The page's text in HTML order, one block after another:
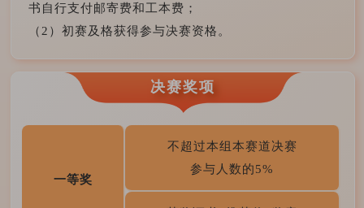
书自行支付邮寄费和工本费；
（2）初赛及格获得参与决赛资格。
决赛奖项
一等奖
不超过本组本赛道决赛
参与人数的5%